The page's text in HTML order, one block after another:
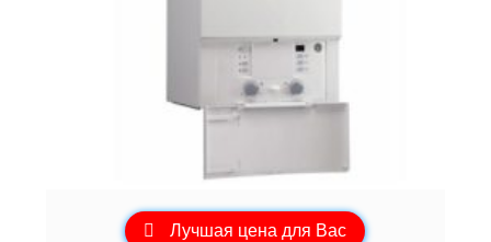
Лучшая цена для Вас